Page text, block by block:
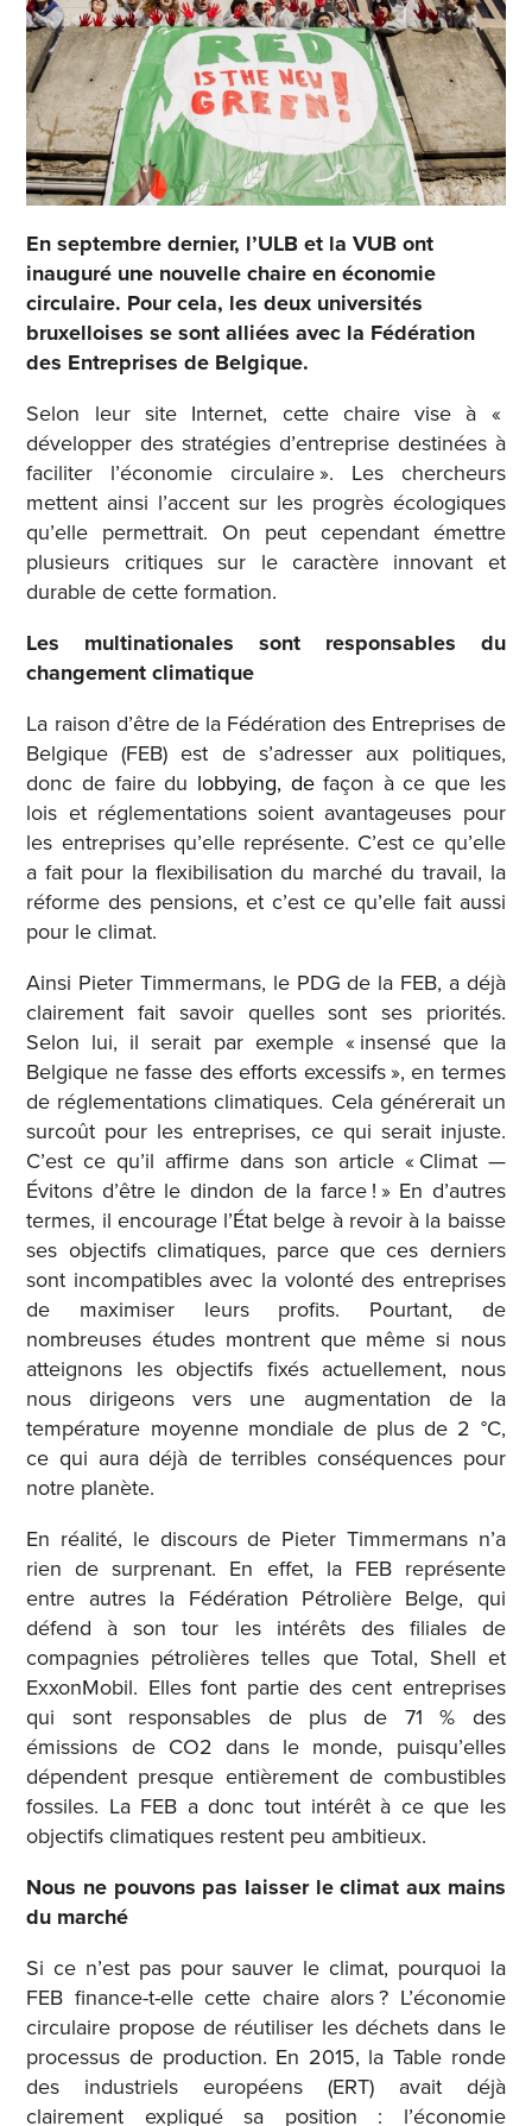
En septembre dernier, l’ULB et la VUB ont
inauguré une nouvelle chaire en économie
circulaire. Pour cela, les deux universités
bruxelloises se sont alliées avec la Fédération
des Entreprises de Belgique.
Selon leur site Internet, cette chaire vise à «
développer des stratégies d’entreprise destinées à
faciliter l’économie circulaire ». Les chercheurs
mettent ainsi l’accent sur les progrès écologiques
qu’elle permettrait. On peut cependant émettre
plusieurs critiques sur le caractère innovant et
durable de cette formation.
Les multinationales sont responsables du
changement climatique
La raison d’être de la Fédération des Entreprises de
Belgique (FEB) est de s’adresser aux politiques,
donc de faire du lobbying, defaçon à ce que les
lois et réglementations soient avantageuses pour
les entreprises qu’elle représente. C’est ce qu’elle
a fait pour la flexibilisation du marché du travail, la
réforme des pensions, et c’est ce qu’elle fait aussi
pour le climat.
Ainsi Pieter Timmermans, le PDG de la FEB, a déjà
clairement fait savoir quelles sont ses priorités.
Selon lui, il serait par exemple « insensé que la
Belgique ne fasse des efforts excessifs », en termes
de réglementations climatiques. Cela générerait un
surcoût pour les entreprises, ce qui serait injuste.
C’est ce qu’il affirme dans son article « Climat —
Évitons d’être le dindon de la farce ! » En d’autres
termes, il encourage l’État belge à revoir à la baisse
ses objectifs climatiques, parce que ces derniers
sont incompatibles avec la volonté des entreprises
de maximiser leurs profits. Pourtant, de
nombreuses études montrent que même si nous
atteignons les objectifs fixés actuellement, nous
nous dirigeons vers une augmentation de la
température moyenne mondiale de plus de 2 °C,
ce qui aura déjà de terribles conséquences pour
notre planète.
En réalité, le discours de Pieter Timmermans n’a
rien de surprenant. En effet, la FEB représente
entre autres la Fédération Pétrolière Belge, qui
défend à son tour les intérêts des filiales de
compagnies pétrolières telles que Total, Shell et
ExxonMobil. Elles font partie des cent entreprises
qui sont responsables de plus de 71 % des
émissions de CO2 dans le monde, puisqu’elles
dépendent presque entièrement de combustibles
fossiles. La FEB a donc tout intérêt à ce que les
objectifs climatiques restent peu ambitieux.
Nous ne pouvons pas laisser le climat aux mains
du marché
Si ce n’est pas pour sauver le climat, pourquoi la
FEB finance-t-elle cette chaire alors ? L’économie
circulaire propose de réutiliser les déchets dans le
processus de production. En 2015, la Table ronde
des industriels européens (ERT) avait déjà
clairement expliqué sa position : l’économie